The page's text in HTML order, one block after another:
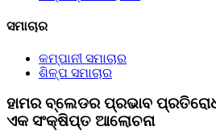
ସମାଚାର
କମ୍ପାନୀ ସମାଚାର
ଶିଳ୍ପ ସମାଚାର
ହାମର ବ୍ଲେଡର ପ୍ରଭାବ
ଏକ ସଂକ୍ଷିପ୍ତ ଆଲୋଚନା